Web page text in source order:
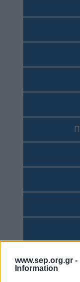
www.sep.org.gr -
Information
Η Προσκοπική
Προσκοπικό
Στόχοι
Earth Tribe
Ομάδα
Νέα
Επικοινωνία